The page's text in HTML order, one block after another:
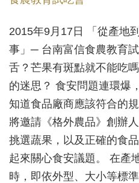
2015年9月17日 「從產地
事」─ 台南富信食農教育
舌？芒果有斑點就不能吃
的迷思？ 食安問題連環爆
知道食品廠商應該符合的
將邀請《格外農品》創辦
挑選蔬果，以及正確的食
起來關心食安議題。 在產
時，即依外型、大小等標